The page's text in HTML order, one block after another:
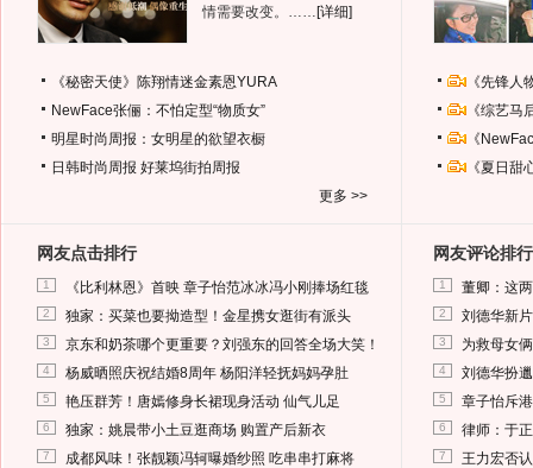
情需要改变。…… [详细]
《秘密天使》陈翔情迷金素恩YURA
NewFace张俪：不怕定型“物质女”
明星时尚周报：女明星的欲望衣橱
日韩时尚周报 好莱坞街拍周报
更多 >>
《先锋
《综艺
《
《夏日
网友点击排行
1 《比利林恩》首映 章子怡范冰冰冯小刚捧场红毯
2 独家：买菜也要拗造型！金星携女逛街有派头
3 京东和奶茶哪个更重要？刘强东的回答全场大笑！
4 杨威晒照庆祝结婚8周年 杨阳洋轻抚妈妈孕肚
5 艳压群芳！唐嫣修身长裙现身活动 仙气儿足
6 独家：姚晨带小土豆逛商场 购置产后新衣
7 成都风味！张靓颖冯轲曝婚纱照 吃串串打麻将
网友评论排行
1 董卿：这
2 刘德华新
3 为救母女
4 刘德华扮
5 章子怡斥
6 律师：于
7 王力宏否